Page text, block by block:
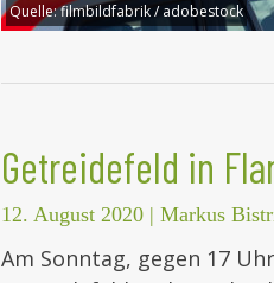
Quelle:filmbildfabrik / adobestock
Getreidefeld in
12. August 2020 | Markus
Am Sonntag, gegen 17